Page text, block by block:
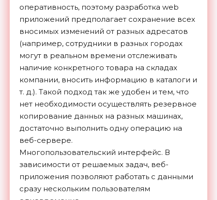
оперативность, поэтому разработка web
приложений предполагает сохранение всех
вносимых изменений от разных адресатов
(например, сотрудники в разных городах
могут в реальном времени отслеживать
наличие конкретного товара на складах
компании, вносить информацию в каталоги и
т. д.). Такой подход так же удобен и тем, что
нет необходимости осуществлять резервное
копирование данных на разных машинах,
достаточно выполнить одну операцию на
веб-сервере.
Многопользовательский интерфейс. В
зависимости от решаемых задач, веб-
приложения позволяют работать с данными
сразу нескольким пользователям